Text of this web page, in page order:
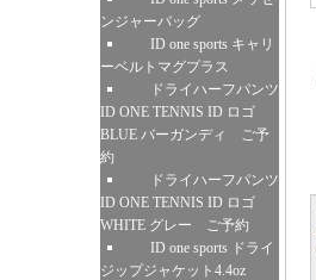
ンジャーバッグ
ID one sports キャリ
ーベルトマグプラス
ドライハーフパンツ
ID ONE TENNIS ID ロゴ
BLUE バーガンディ ご予
約
ドライハーフパンツ
ID ONE TENNIS ID ロゴ
WHITE グレー ご予約
ID one sports ドライ
ジップジャケット4.4oz